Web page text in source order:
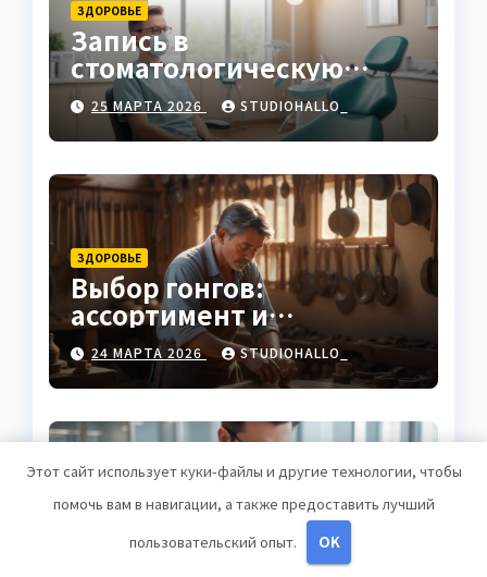
ЗДОРОВЬЕ
Запись в
стоматологическую
клинику
25 МАРТА 2026 STUDIOHALLO_
ЗДОРОВЬЕ
Выбор гонгов:
ассортимент и
характеристики
24 МАРТА 2026 STUDIOHALLO_
ДИЕТЫ
Оформление
аккредитивов в
Этот сайт использует куки-файлы и другие технологии, чтобы
помочь вам в навигации, а также предоставить лучший
пользовательский опыт.
OK